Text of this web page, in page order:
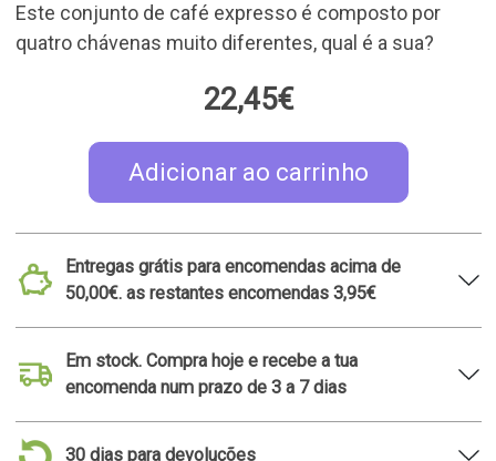
Ideias para presentes
relacionadas
Coffee Colors: conjunto
de 4 chávenas de café
Clips para sacos em